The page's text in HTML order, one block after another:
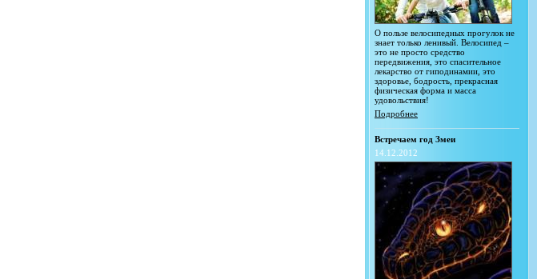
О пользе велосипедных прогулок не
знает только ленивый. Велосипед –
это не просто средство
передвижения, это спасительное
лекарство от гиподинамии, это
здоровье, бодрость, прекрасная
физическая форма и масса
удовольствия!
Подробнее
Встречаем год Змеи
14.12.2012